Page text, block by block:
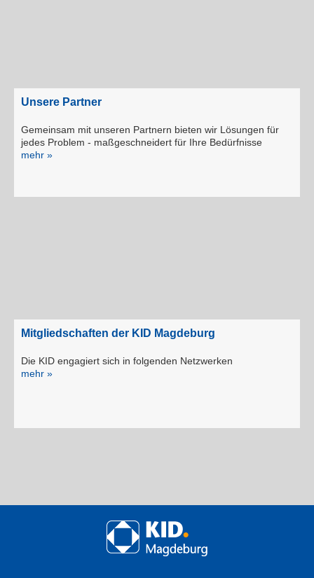
Unsere Partner
Gemeinsam mit unseren Partnern bie­ten wir Lösungen für
jedes Problem - maßgeschneidert für Ihre Bedürfnisse
mehr »
Mitgliedschaften der KID Magdeburg
Die KID engagiert sich in folgenden Netzwerken
mehr »